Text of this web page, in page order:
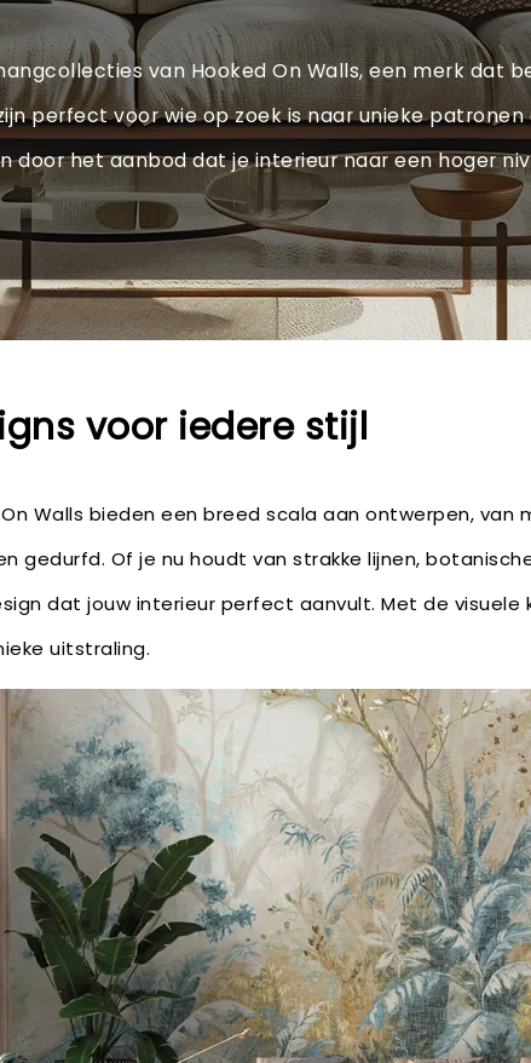
van Hooked On Walls, een merk dat
perfect voor wie op zoek is naar unieke
door het aanbod dat je interieur naar een hoger
voor iedere stijl
Walls bieden een breed scala aan ontwerpen, van
gedurfd. Of je nu houdt van strakke lijnen,
dat jouw interieur perfect aanvult. Met de visuele
uitstraling.